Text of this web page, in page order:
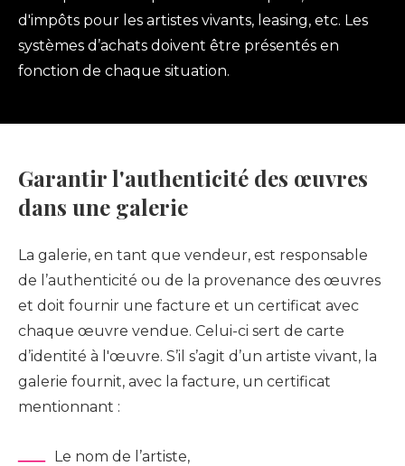
d'impôts pour les artistes vivants, leasing, etc. Les
systèmes d’achats doivent être présentés en
fonction de chaque situation.
Garantir l'authenticité des œuvres
dans une galerie
La galerie, en tant que vendeur, est responsable
de l’authenticité ou de la provenance des œuvres
et doit fournir une facture et un certificat avec
chaque œuvre vendue. Celui-ci sert de carte
d’identité à l'œuvre. S’il s’agit d’un artiste vivant, la
galerie fournit, avec la facture, un certificat
mentionnant :
Le nom de l’artiste,